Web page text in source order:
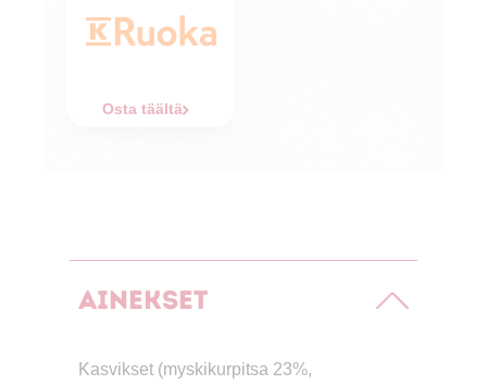
Osta täältä
Ainekset
Kasvikset (myskikurpitsa 23%,